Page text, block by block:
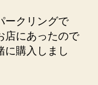
ークリングで
店にあったので
に購入しまし